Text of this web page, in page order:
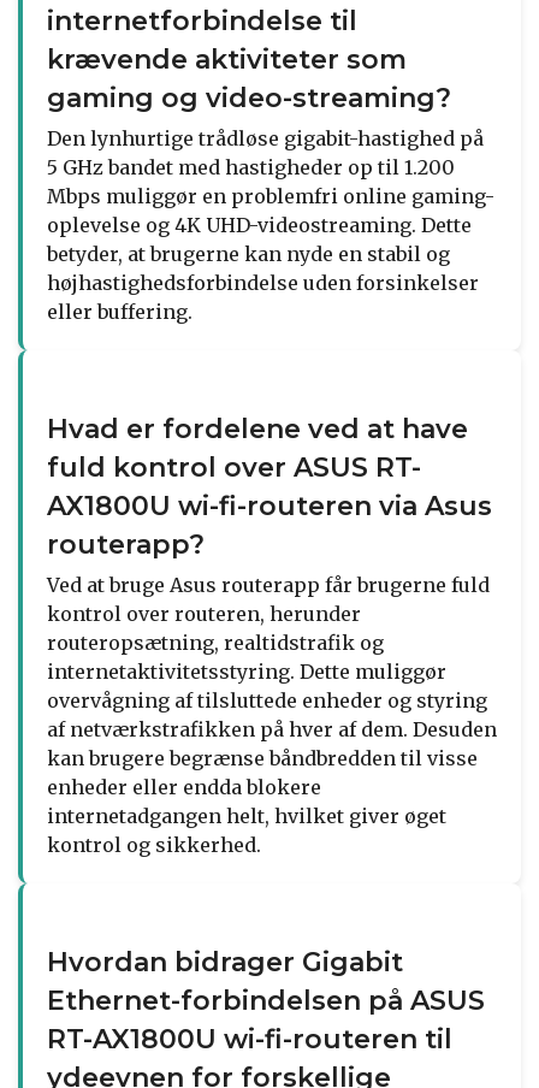
internetforbindelse til
krævende aktiviteter som
gaming og video-streaming?
Den lynhurtige trådløse gigabit-hastighed på
5 GHz bandet med hastigheder op til 1.200
Mbps muliggør en problemfri online gaming-
oplevelse og 4K UHD-videostreaming. Dette
betyder, at brugerne kan nyde en stabil og
højhastighedsforbindelse uden forsinkelser
eller buffering.
Hvad er fordelene ved at have
fuld kontrol over ASUS RT-
AX1800U wi-fi-routeren via Asus
routerapp?
Ved at bruge Asus routerapp får brugerne fuld
kontrol over routeren, herunder
routeropsætning, realtidstrafik og
internetaktivitetsstyring. Dette muliggør
overvågning af tilsluttede enheder og styring
af netværkstrafikken på hver af dem. Desuden
kan brugere begrænse båndbredden til visse
enheder eller endda blokere
internetadgangen helt, hvilket giver øget
kontrol og sikkerhed.
Hvordan bidrager Gigabit
Ethernet-forbindelsen på ASUS
RT-AX1800U wi-fi-routeren til
ydeevnen for forskellige